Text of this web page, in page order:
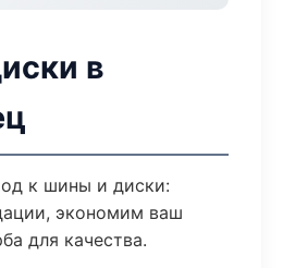
в
к шины и диски:
экономим ваш
для качества.